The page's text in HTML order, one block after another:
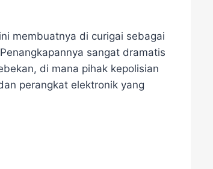
membuatnya di curigai sebagai
sangat dramatis
di mana pihak kepolisian
perangkat elektronik yang